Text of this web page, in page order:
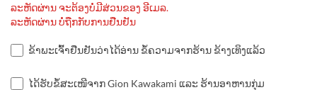
ລະຫັດຜ່ານ ຈະຕ້ອງບໍ່ມີສ່ວນຂອງ ອີເມລ.
ລະຫັດຜ່ານ ບໍ່ຖືກກັບການຢືນຢັນ
ຂ້າພະເຈົ້າຢືນຢັນວ່າໄດ້ອ່ານ ຂໍ້ຄວາມຈາກຮ້ານ ຂ້າງເທິງແລ້ວ
ໄດ້ຮັບຂໍ້ສະເໜີຈາກ Gion Kawakami ແລະ ຮ້ານອາຫານກຸ່ມ